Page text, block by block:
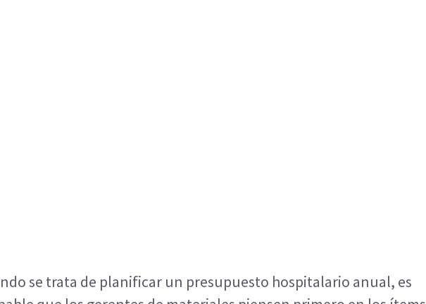
se trata de planificar un presupuesto hospitalario anual, es